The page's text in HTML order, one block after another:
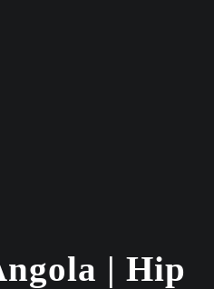
| Hip